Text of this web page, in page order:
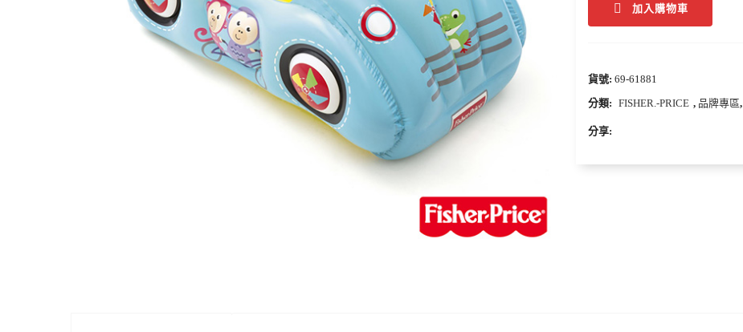
加入購物車
貨號: 69-61881
分類: FISHER.-PRICE , 品牌專區,
分享: